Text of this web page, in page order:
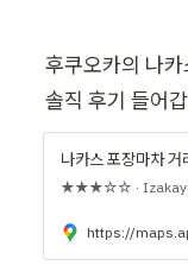
후쿠오카의 나
솔직 후기 들어
나카스 포장마차 거
★★★☆☆ ·
https://